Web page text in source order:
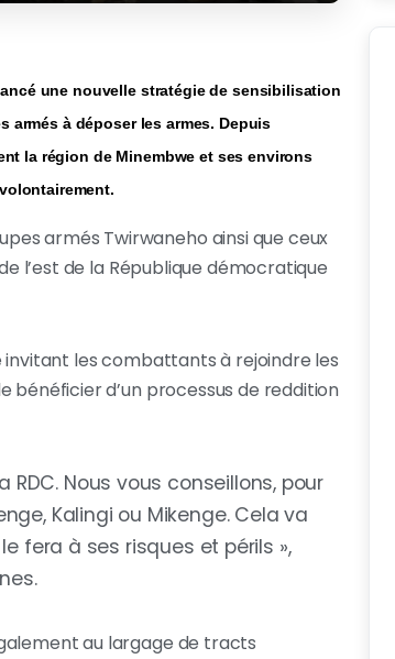
une nouvelle stratégie de sensibilisation
armés à déposer les armes. Depuis
la région de Minembwe et ses environs
armés Twirwaneho ainsi que ceux
l’est de la République démocratique
invitant les combattants à rejoindre les
bénéficier d’un processus de reddition
Nous vous conseillons, pour
Kalingi ou Mikenge. Cela va
fera à ses risques et périls »,
au largage de tracts